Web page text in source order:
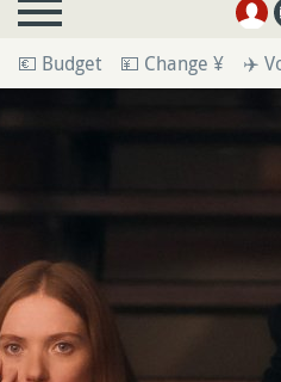
💶 Budget 💴 Change ¥ ✈️